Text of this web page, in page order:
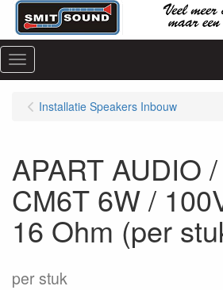
Menu
Installatie Speakers Inbouw
APART AUDIO
CM6T 6W /
16 Ohm (per
per stuk